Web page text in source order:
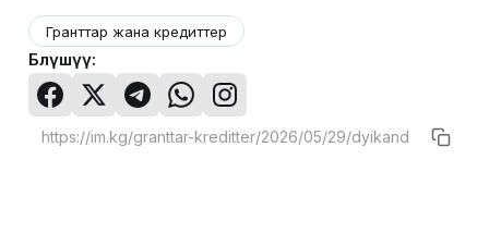
Гранттар жана кредиттер
Бөлүшүү: